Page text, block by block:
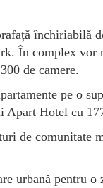
închiriabilă
În complex
de camere.
pe o
Apart Hotel cu
de comunitate
urbană pentru